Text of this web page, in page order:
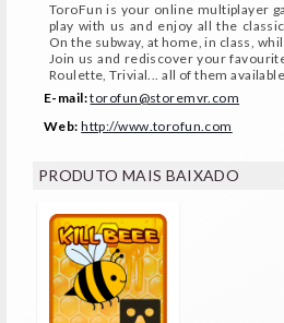
ToroFun is your online multiplayer
play with us and enjoy all the
On the subway, at home, in class,
Join us and rediscover your
Roulette, Trivial... all of them
E-mail:torofun@storemvr.com
Web:http://www.torofun.com
PRODUTO MAIS BAIXADO